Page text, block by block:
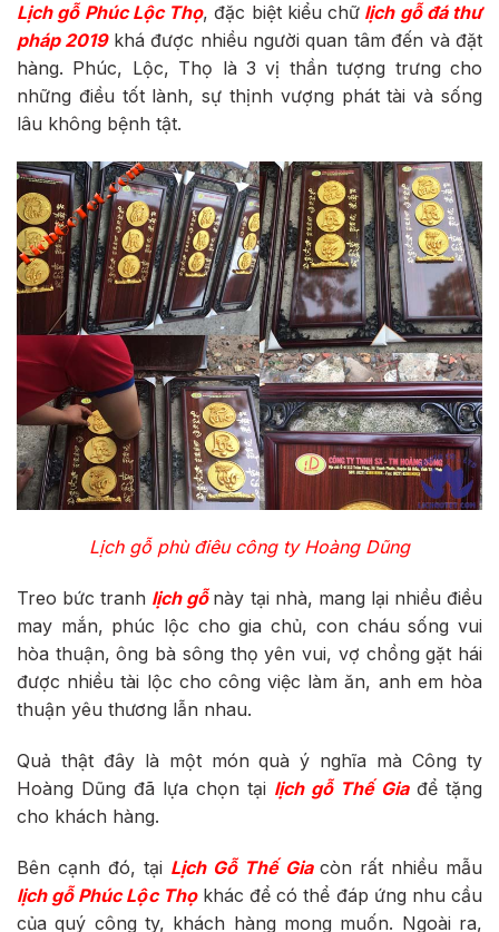
Lịch gỗ Phúc Lộc Thọ, đặc biệt kiểu chữ lịch gỗ đá thư
pháp 2019khá được nhiều người quan tâm đến và đặt
hàng. Phúc, Lộc, Thọ là 3 vị thần tượng trưng cho
những điều tốt lành, sự thịnh vượng phát tài và sống
lâu không bệnh tật.
Lịch gỗ phù điêu công ty Hoàng Dũng
Treo bức tranh lịch gỗ này tại nhà, mang lại nhiều điều
may mắn, phúc lộc cho gia chủ, con cháu sống vui
hòa thuận, ông bà sông thọ yên vui, vợ chồng gặt hái
được nhiều tài lộc cho công việc làm ăn, anh em hòa
thuận yêu thương lẫn nhau.
Quả thật đây là một món quà ý nghĩa mà Công ty
Hoàng Dũng đã lựa chọn tại lịch gỗ Thế Giađể tặng
cho khách hàng.
Bên cạnh đó, tại Lịch Gỗ Thế Gia còn rất nhiều mẫu
lịch gỗ Phúc Lộc Thọkhác để có thể đáp ứng nhu cầu
của quý công ty, khách hàng mong muốn. Ngoài ra,